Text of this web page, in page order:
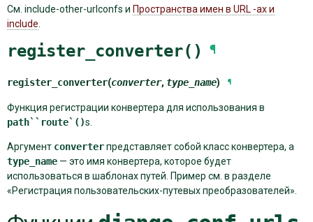
См. include-other-urlconfs и Пространства имен в URL -ах и
include
register_converter() ¶
register_converter(converter, type_name) ¶
Функция регистрации конвертера для использования в
path``route`()s.
Аргумент converterпредставляет собой класс конвертера, а
type_name — это имя конвертера, которое будет
использоваться в шаблонах путей. Пример см. в разделе
«Регистрация пользовательских-путевых преобразователей».